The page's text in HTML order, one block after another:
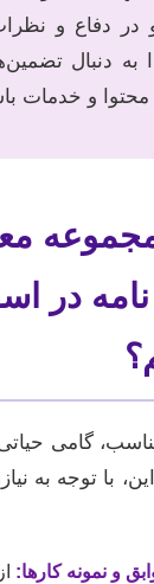
در دفاع و
به دنبال
محتوا و خدمات
نامه در
گامی
با توجه به
و نمونه کارها: